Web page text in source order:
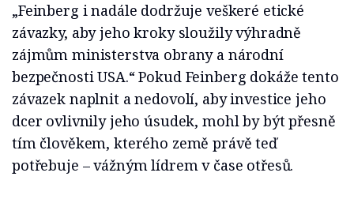
„Feinberg i nadále dodržuje veškeré etické
závazky, aby jeho kroky sloužily výhradně
zájmům ministerstva obrany a národní
bezpečnosti USA.“ Pokud Feinberg dokáže tento
závazek naplnit a nedovolí, aby investice jeho
dcer ovlivnily jeho úsudek, mohl by být přesně
tím člověkem, kterého země právě teď
potřebuje – vážným lídrem v čase otřesů.